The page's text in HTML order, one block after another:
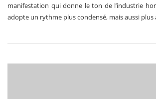
manifestation qui donne le ton de l’industrie
adopte un rythme plus condensé, mais aussi